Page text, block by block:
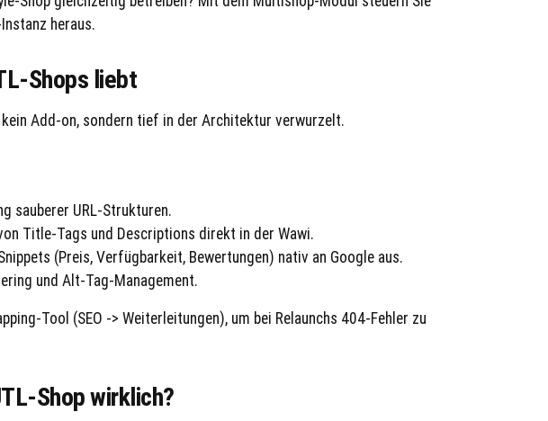
heraus.
Shops liebt
Add-on, sondern tief in der Architektur verwurzelt.
sauberer URL-Strukturen.
Title-Tags und Descriptions direkt in der Wawi.
(Preis, Verfügbarkeit, Bewertungen) nativ an Google aus.
und Alt-Tag-Management.
Tool (SEO -> Weiterleitungen), um bei Relaunchs 404-Fehler zu
Shop wirklich?